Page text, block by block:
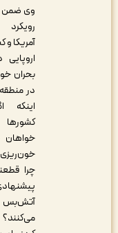
وی ضمن انتقاد از
رویکرد ریاکارانه
آمریکا و کشورهای
اروپایی در قبال
بحران خودساخته
در منطقه،‌ با بیان
اینکه اگر این
کشورها حقیقتاً
خواهان جنگ و
خون‌ریزی نیستند،
چرا قطعنامه‌های
پیشنهادی
آتش‌بس را وتو
می‌کنند؟ تصریح